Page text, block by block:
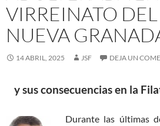
VIRREINATO
NUEVA
14 ABRIL, 2025 JSF DEJA UN
y sus consecuencias en la
Durante las últimas